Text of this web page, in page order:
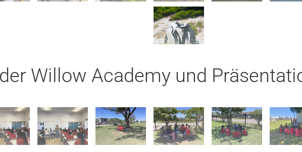
Willow Academy und